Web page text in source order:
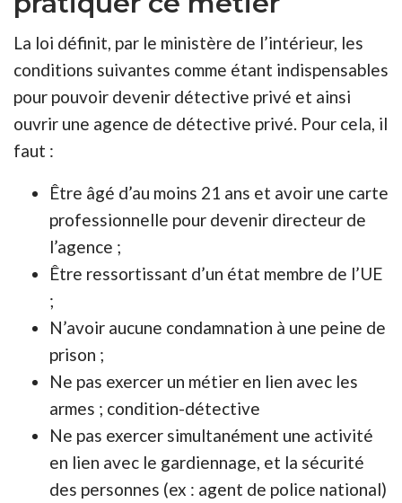
La loi définit, par le ministère de l’intérieur, les
conditions suivantes comme étant indispensables
pour pouvoir devenir détective privé et ainsi
ouvrir une agence de détective privé. Pour cela, il
faut :
Être âgé d’au moins 21 ans et avoir une carte
professionnelle pour devenir directeur de
l’agence ;
Être ressortissant d’un état membre de l’UE
;
N’avoir aucune condamnation à une peine de
prison ;
Ne pas exercer un métier en lien avec les
armes ; condition-détective
Ne pas exercer simultanément une activité
en lien avec le gardiennage, et la sécurité
des personnes (ex : agent de police national)